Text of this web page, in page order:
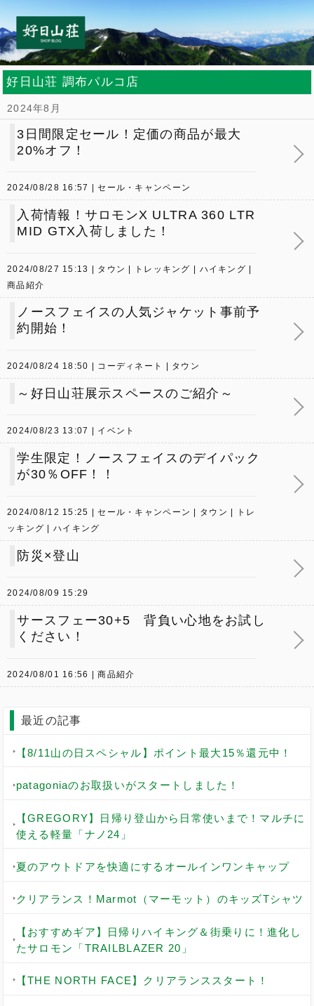
好日山荘 調布パルコ店
2024年8月
3日間限定セール！定価の商品が最大
20%オフ！
2024/08/28 16:57 セール・キャンペーン
入荷情報！サロモンX ULTRA 360 LTR
MID GTX入荷しました！
2024/08/27 15:13 タウン トレッキング
ハイキング
商品紹介
ノースフェイスの人気ジャケット事前予
約開始！
2024/08/24 18:50 コーディネート タウン
～好日山荘展示スペースのご紹介～
2024/08/23 13:07 イベント
学生限定！ノースフェイスのデイパック
が30％OFF！！
2024/08/12 15:25 セール・キャンペーン タウン
トレ
ッキング
ハイキング
防災×登山
2024/08/09 15:29
サースフェー30+5 背負い心地をお試し
ください！
2024/08/01 16:56 商品紹介
最近の記事
【8/11山の日スペシャル】ポイント最大15％還元中！
patagoniaのお取扱いがスタートしました！
【GREGORY】日帰り登山から日常使いまで！マルチに
使える軽量「ナノ24」
夏のアウトドアを快適にするオールインワンキャップ
クリアランス！Marmot（マーモット）のキッズTシャツ
【おすすめギア】日帰りハイキング＆街乗りに！進化し
たサロモン「TRAILBLAZER 20」
【THE NORTH FACE】クリアランススタート！